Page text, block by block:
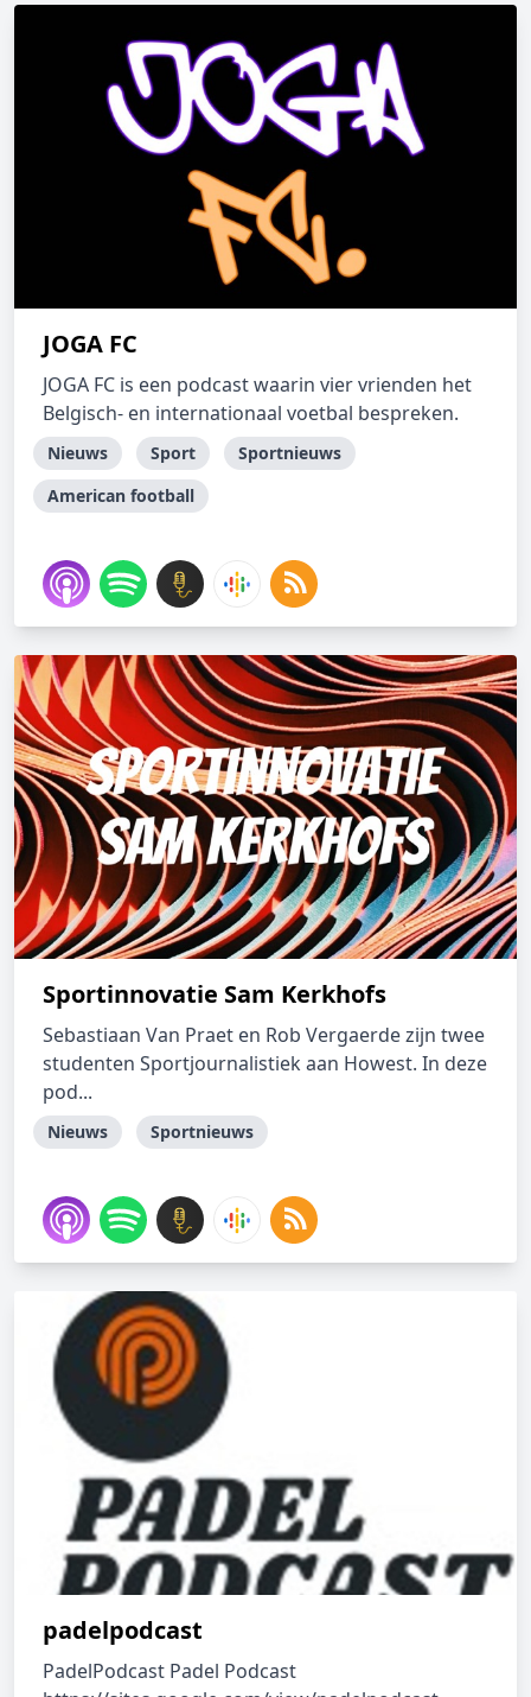
JOGA FC
JOGA FC is een podcast waarin vier vrienden het
Belgisch- en internationaal voetbal bespreken.
Nieuws Sport
Sportnieuws
American football
Sportinnovatie Sam Kerkhofs
Sebastiaan Van Praet en Rob Vergaerde zijn twee
studenten Sportjournalistiek aan Howest. In deze
pod...
Nieuws Sportnieuws
padelpodcast
PadelPodcast Padel Podcast